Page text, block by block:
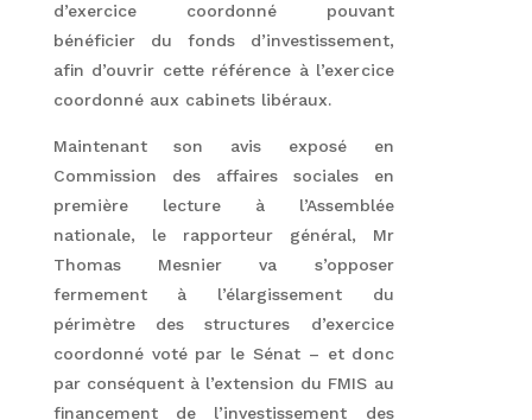
d’exercice coordonné pouvant
bénéficier du fonds d’investissement,
afin d’ouvrir cette référence à l’exercice
coordonné aux cabinets libéraux.
Maintenant son avis exposé en
Commission des affaires sociales en
première lecture à l’Assemblée
nationale, le rapporteur général, Mr
Thomas Mesnier va s’opposer
fermement à l’élargissement du
périmètre des structures d’exercice
coordonné voté par le Sénat – et donc
par conséquent à l’extension du FMIS au
financement de l’investissement des